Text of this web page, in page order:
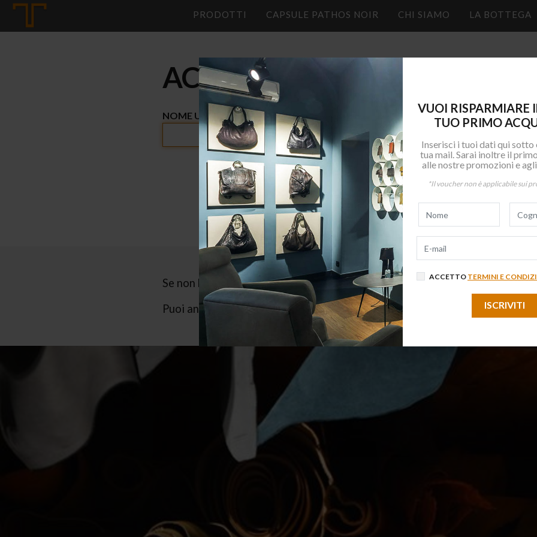
Tannerie PRODOTTI CAPSULE PATHOS NOIR CHI SIAMO LA BOTTEGA
ACCEDI
NOME UTENTE O INDIRIZZO EMAIL PASSWORD
Se non hai ancora un account puoiiscrivertiadesso.
Puoi anche
resettare la passwordnel caso l'avessi dimenticata.
VUOI RISPARMIARE
TUO PRIMO
Inserisci i tuoi dati qui sotto
tua mail. Sarai inoltre il
alle nostre promozioni e
*Il voucher non è applicabile sui
ACCETTO TERMINI E
ISCRIVITI